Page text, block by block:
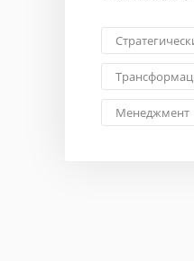
Менеджмент